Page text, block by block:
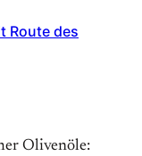
Route des
Olivenöle: